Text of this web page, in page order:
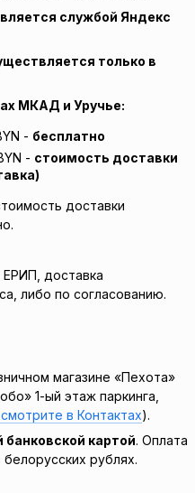
службой Яндекс
только в
МКАД и Уручье:
- бесплатно
- стоимость доставки
доставки
ЕРИП, доставка
либо по согласованию.
магазине «Пехота»
1-ый этаж паркинга,
в Контактах).
картой. Оплата
рублях.